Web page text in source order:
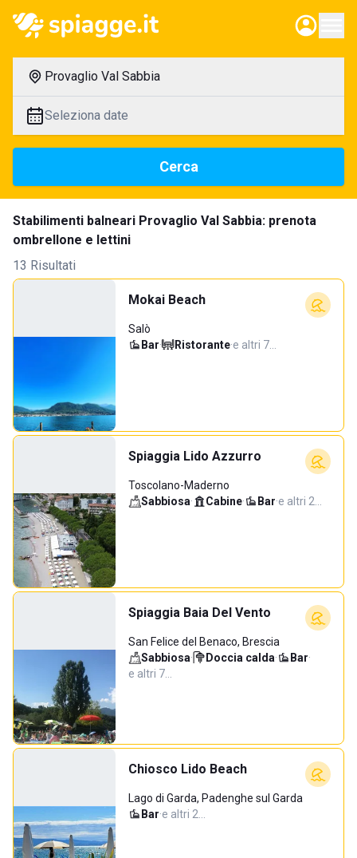
Provaglio Val Sabbia
Seleziona date
Cerca
Stabilimenti balneari Provaglio Val Sabbia: prenota
ombrellone e lettini
13 Risultati
Mokai Beach
Salò
Bar· Ristorante·e altri 7…
Spiaggia Lido Azzurro
Toscolano-Maderno
Sabbiosa· Cabine· Bar·e altri 2…
Spiaggia Baia Del Vento
San Felice del Benaco, Brescia
Sabbiosa· Doccia calda· Bar·
e altri 7…
Chiosco Lido Beach
Lago di Garda, Padenghe sul Garda
Bar·e altri 2…